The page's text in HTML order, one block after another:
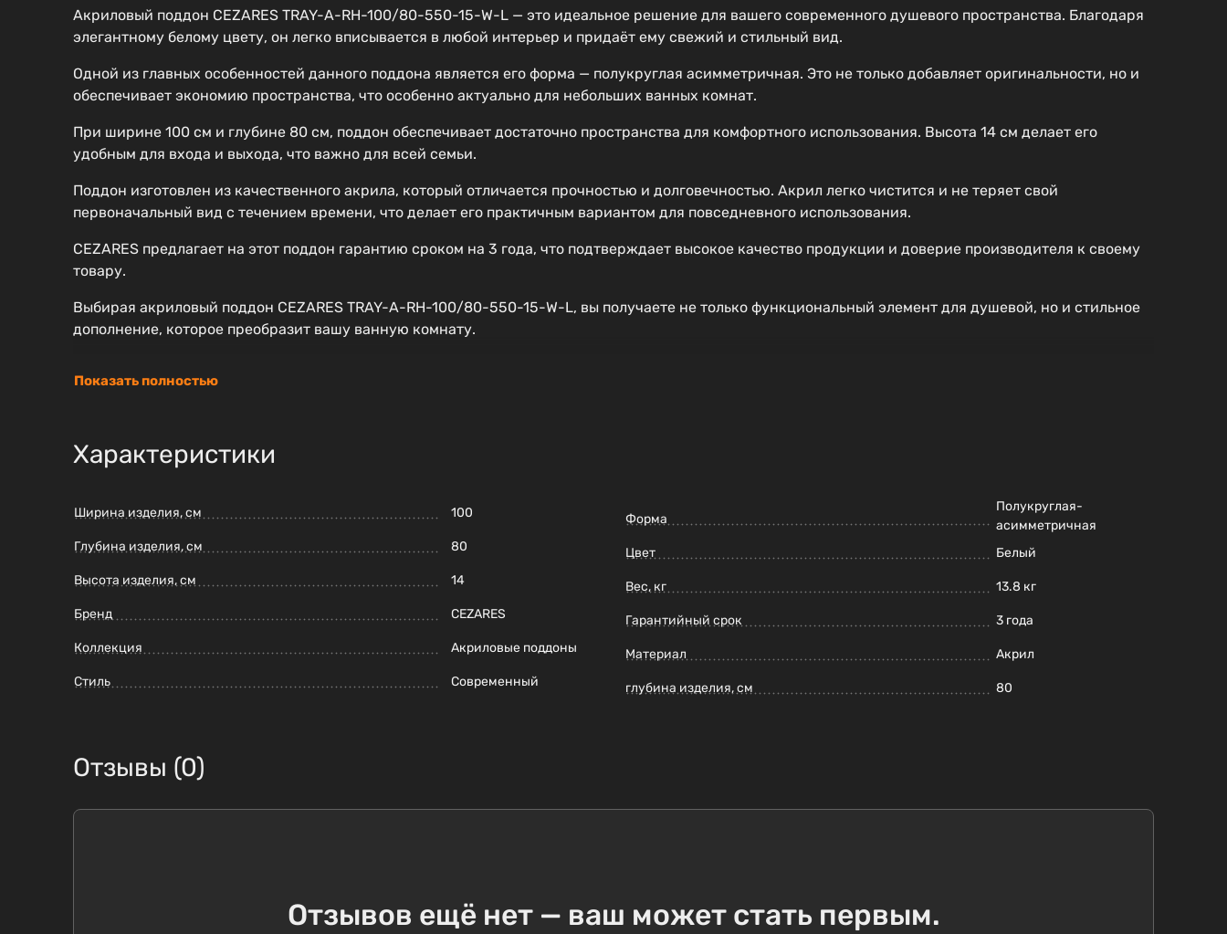
Акриловый поддон CEZARES TRAY-A-RH-100/80-550-15-W-L — это идеальное решение для вашего современного душевого пространства. Благодаря
элегантному белому цвету, он легко вписывается в любой интерьер и придаёт ему свежий и стильный вид.
Одной из главных особенностей данного поддона является его форма — полукруглая асимметричная. Это не только добавляет оригинальности, но и
обеспечивает экономию пространства, что особенно актуально для небольших ванных комнат.
При ширине 100 см и глубине 80 см, поддон обеспечивает достаточно пространства для комфортного использования. Высота 14 см делает его
удобным для входа и выхода, что важно для всей семьи.
Поддон изготовлен из качественного акрила, который отличается прочностью и долговечностью. Акрил легко чистится и не теряет свой
первоначальный вид с течением времени, что делает его практичным вариантом для повседневного использования.
CEZARES предлагает на этот поддон гарантию сроком на 3 года, что подтверждает высокое качество продукции и доверие производителя к своему
товару.
Выбирая акриловый поддон CEZARES TRAY-A-RH-100/80-550-15-W-L, вы получаете не только функциональный элемент для душевой, но и стильное
дополнение, которое преобразит вашу ванную комнату.
Показать полностью
Характеристики
Ширина изделия, см 100
Глубина изделия, см 80
Высота изделия, см 14
Бренд CEZARES
Коллекция Акриловые поддоны
Стиль Современный
Форма
Полукруглая-
асимметричная
Цвет
Белый
Вес, кг 13.8 кг
Гарантийный срок 3 года
Материал Акрил
глубина изделия, см 80
Отзывы (0)
Отзывов ещё нет — ваш может стать первым.